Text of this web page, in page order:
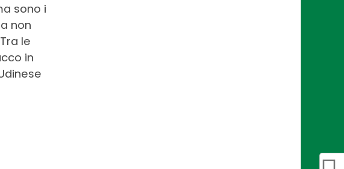
sono i
non
le
in